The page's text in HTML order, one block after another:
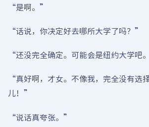
“是啊。”
“话说，你决定好去哪所大学了吗？”
“还没完全确定。可能会是纽约大学吧
“真好啊，才女。不像我，完全没有选
儿！”
“说话真夸张。”